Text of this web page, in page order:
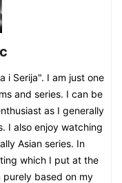
i Serija". I am just one
and series. I can be
as I generally
I also enjoy watching
Asian series. In
which I put at the
based on my